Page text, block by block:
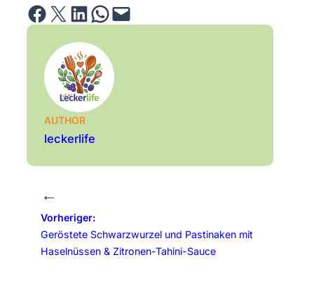
Share on Facebook Email this Page Share on LinkedIn Share on WhatsApp Email this Page
AUTHOR
leckerlife
←
Vorheriger:
Geröstete Schwarzwurzel und Pastinaken mit
Haselnüssen & Zitronen-Tahini-Sauce